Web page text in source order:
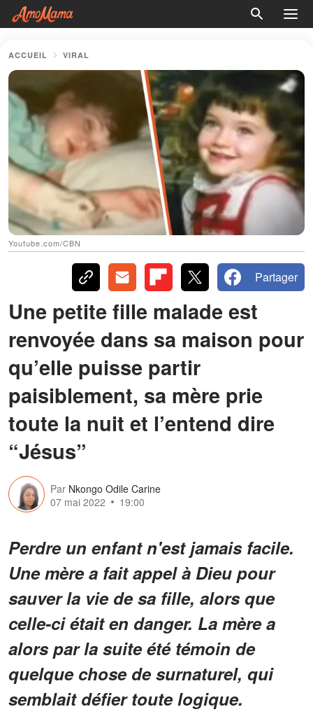
ACCUEIL VIRAL
Youtube.com/CBN
Partager
Une petite fille malade est
renvoyée dans sa maison pour
qu’elle puisse partir
paisiblement, sa mère prie
toute la nuit et l’entend dire
“Jésus”
Par Nkongo Odile Carine
07 mai 2022
19:00
Perdre un enfant n'est jamais facile.
Une mère a fait appel à Dieu pour
sauver la vie de sa fille, alors que
celle-ci était en danger. La mère a
alors par la suite été témoin de
quelque chose de surnaturel, qui
semblait défier toute logique.